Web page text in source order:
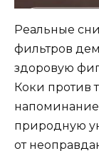
Реальные
фильтров
здоровую
Коки против
природную
от